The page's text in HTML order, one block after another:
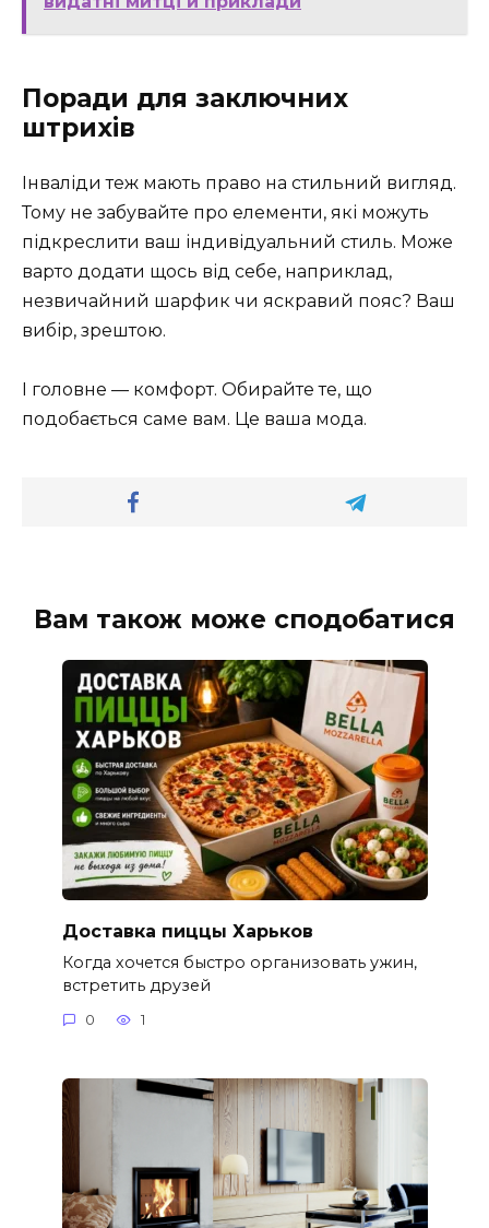
Поради для заключних
штрихів
Інваліди теж мають право на стильний вигляд.
Тому не забувайте про елементи, які можуть
підкреслити ваш індивідуальний стиль. Може
варто додати щось від себе, наприклад,
незвичайний шарфик чи яскравий пояс? Ваш
вибір, зрештою.
І головне — комфорт. Обирайте те, що
подобається саме вам. Це ваша мода.
Вам також може сподобатися
Доставка пиццы Харьков
Когда хочется быстро организовать ужин,
встретить друзей
0 1